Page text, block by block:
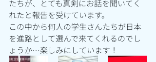
たちが、とても真剣にお話を聞いてく
れたと報告を受けています。
この中から何人の学生さんたちが日本
を進路として選んで来てくれるのでし
ょうか…楽しみにしています！